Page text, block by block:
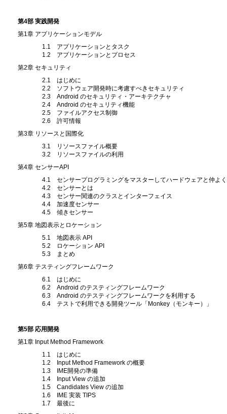
第4部 実践開発
第1章 アプリケーションモデル
1.1 アプリケーションとタスク
1.2 アプリケーションとプロセス
第2章 セキュリティ
2.1 はじめに
2.2 ソフトウェア開発時に考慮すべきセキュリティ
2.3 Android のセキュリティ・アーキテクチャ
2.4 Android のセキュリティ機能
2.5 ファイルアクセス制御
2.6 許可情報
第3章 リソースと国際化
3.1 リソースファイル概要
3.2 リソースファイルの利用
第4章 センサーAPI
4.1 センサープログラミングをマスターしてハードウェアと仲よく
4.2 センサーとは
4.3 センサー関連のクラスとインターフェイス
4.4 加速度センサー
4.5 傾きセンサー
第5章 地図表示とロケーション
5.1 地図表示 API
5.2 ロケーション API
5.3 まとめ
第6章 テスティングフレームワーク
6.1 はじめに
6.2 Android のテスティングフレームワーク
6.3 Android のテスティングフレームワークを利用する
6.4 テストで利用できる開発ツール「Monkey（モンキー）」
第5部 応用開発
第1章 Input Method Framework
1.1 はじめに
1.2 Input Method Framework の概要
1.3 IME開発の準備
1.4 Input View の追加
1.5 Candidates View の追加
1.6 IME 実装 TIPS
1.7 最後に